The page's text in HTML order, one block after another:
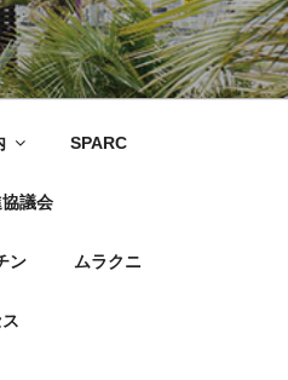
SPARC
議会
ン ムラクニ